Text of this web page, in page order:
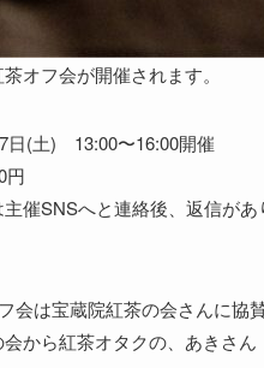
オフ会が開催されます。
日(土) 13:00〜16:00開催
円
催SNSへと連絡後、返信があ
会は宝蔵院紅茶の会さんに協
から紅茶オタクの、あきさん